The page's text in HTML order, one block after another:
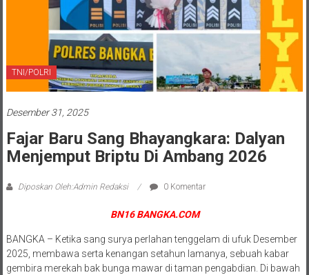
TNI/POLRI
Desember 31, 2025
Fajar Baru Sang Bhayangkara: Dalyan
Menjemput Briptu Di Ambang 2026
Diposkan Oleh:Admin Redaksi 0 Komentar
BN16 BANGKA.COM
BANGKA – Ketika sang surya perlahan tenggelam di ufuk Desember
2025, membawa serta kenangan setahun lamanya, sebuah kabar
gembira merekah bak bunga mawar di taman pengabdian. Di bawah